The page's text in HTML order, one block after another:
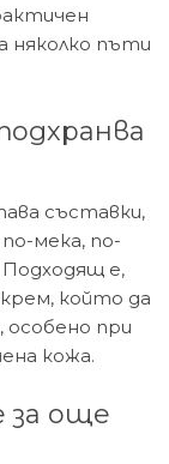
няколко пъти
съставки,
мека, по-
е,
който да
особено при
кожа.
за още